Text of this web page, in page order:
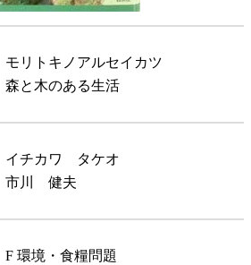
モリトキノアルセイカツ
森と木のある生活
イチカワ タケオ
市川 健夫
F 環境・食糧問題